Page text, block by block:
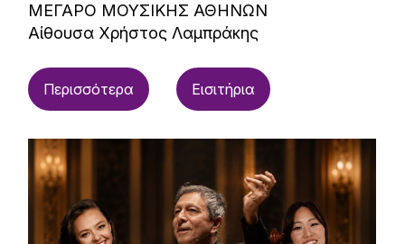
ΜΕΓΑΡΟ ΜΟΥΣΙΚΗΣ ΑΘΗΝΩΝ
Αίθουσα Χρήστος Λαμπράκης
Περισσότερα Εισιτήρια